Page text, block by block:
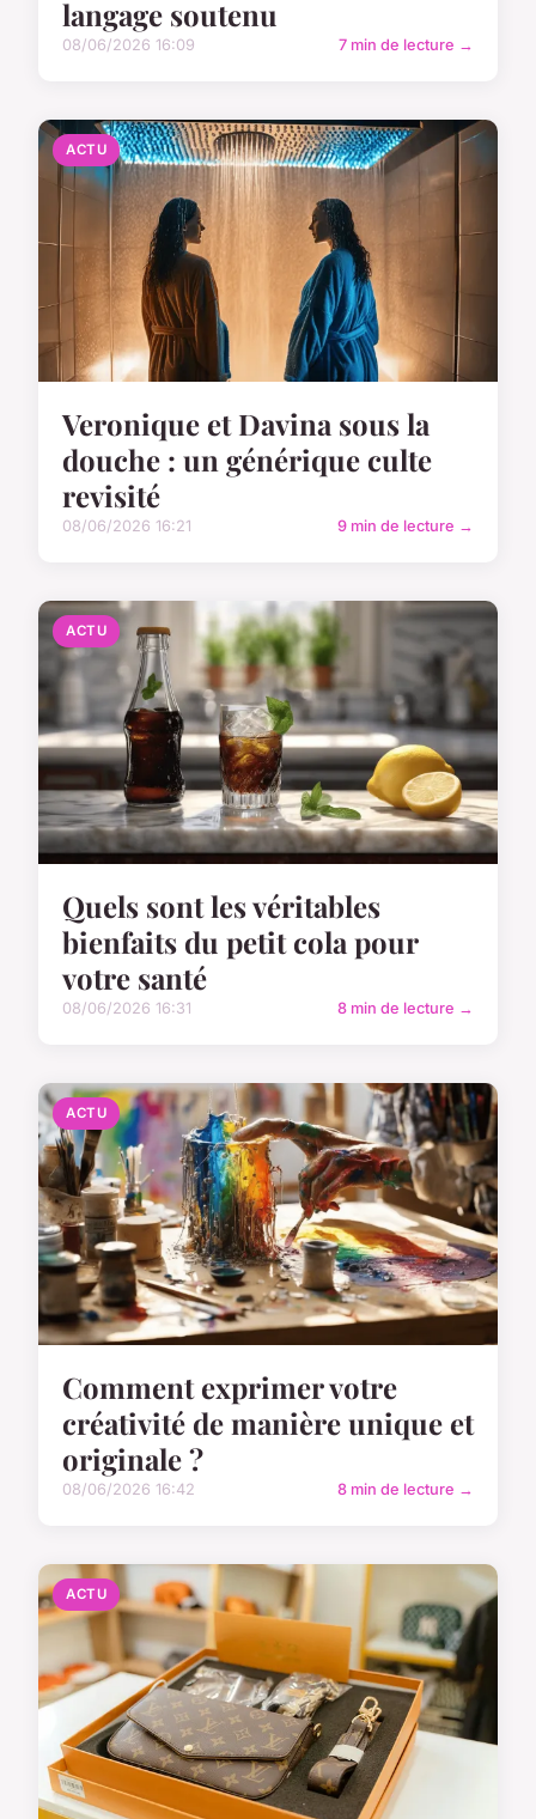
langage soutenu
08/06/2026 16:09 7 min de lecture →
ACTU
Veronique et Davina sous la
douche : un générique culte
revisité
08/06/2026 16:21 9 min de lecture →
ACTU
Quels sont les véritables
bienfaits du petit cola pour
votre santé
08/06/2026 16:31 8 min de lecture →
ACTU
Comment exprimer votre
créativité de manière unique et
originale ?
08/06/2026 16:42 8 min de lecture →
ACTU